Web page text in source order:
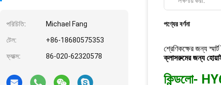
পরিচিতি: Michael Fang
টেল: +86-18680575353
ফ্যাক্স: 86-020-62320578
পণ্যের বর্ণনা
শ্রেণিকক্ষের জন্য
ক্লাসরুমের জন্য
কিন্ডলো-